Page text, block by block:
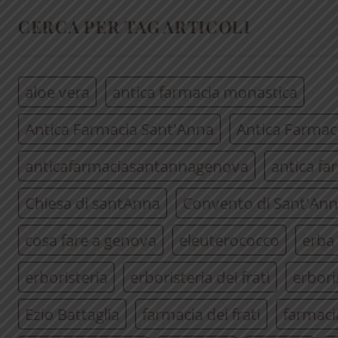
CERCA PER TAG ARTICOLI
aloe vera
antica farmacia monastica
Antica Farmacia Sant'Anna
Antica
anticafarmaciasantannagenova
antica
Chiesa di santAnna
Convento di
cosa fare a genova
eleuterococco
erboristeria
erboristeria dei frati
Ezio Battaglia
farmacia dei frati